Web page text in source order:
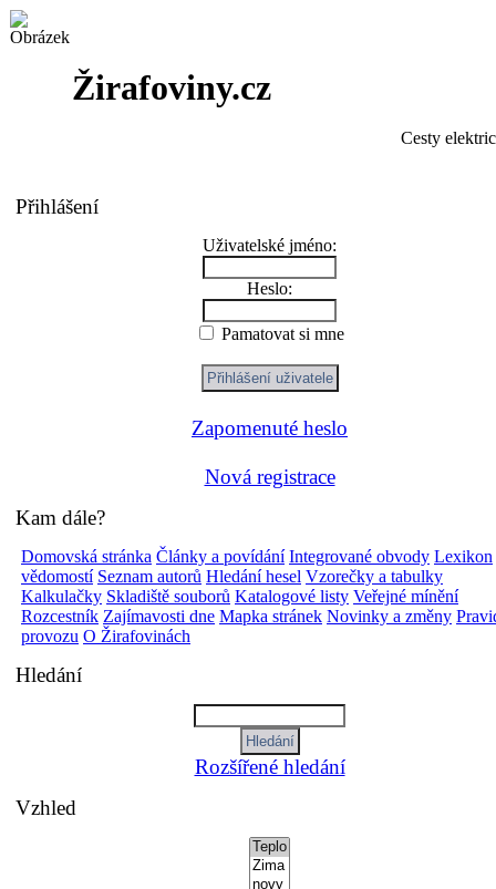
Žirafoviny.cz
Cesty
Přihlášení
Uživatelské jméno:
Heslo:
Pamatovat si mne
Zapomenuté heslo
Nová registrace
Kam dále?
Domovská stránka Články a povídání Integrované obvody Lexikon
vědomostí Seznam autorů Hledání hesel Vzorečky a tabulky
Kalkulačky Skladiště souborů Katalogové listy Veřejné mínění
Rozcestník Zajímavosti dne Mapka stránek Novinky a změny
provozu O Žirafovinách
Hledání
Rozšířené hledání
Vzhled